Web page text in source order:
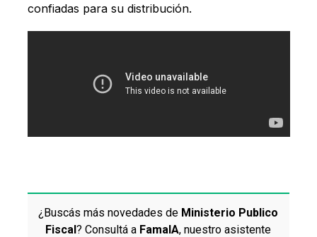
confiadas para su distribución.
¿Buscás más novedades de Ministerio Publico
Fiscal? Consultá a FamaIA, nuestro asistente